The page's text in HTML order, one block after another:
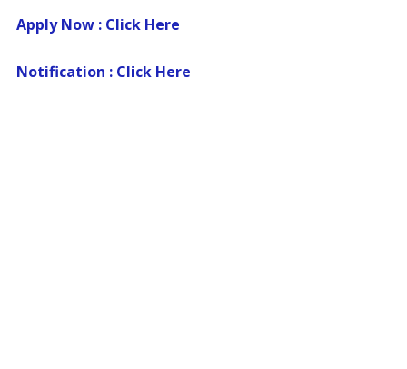
Apply Now : Click Here
Notification : Click Here